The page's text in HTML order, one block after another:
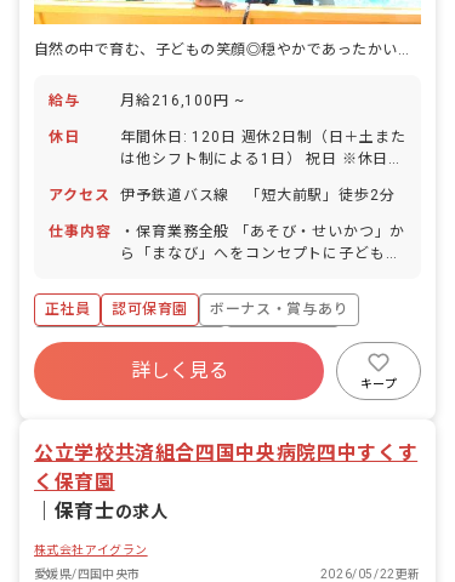
自然の中で育む、子どもの笑顔◎穏やかであったかい園を作りませんか
給与 月給216,100円 ~
休日
年間休日: 120日 週休2日制（日＋土また
は他シフト制による1日） 祝日 ※休日出
を取っていただきます。 有給休暇（初年
度10日間） ■有給休暇は園運営に支障が
でないよう、職員が協力し合いながら取
る人も、お互いに気持ちよく過ごせま
す。 産休・育休制度 ■育休取得率女性
100%・男性86%！もちろん男性も育休
を取得していただきやすい環境です。 夏
季休暇（3日間） 結婚休暇（連続5日
間） 介護休業制度 慶弔休暇 ライフサポ
アクセス 伊予鉄道バス線 「短大前駅」徒歩2分
仕事内容
・保育業務全般 「あそび・せいかつ」か
ら「まなび」へをコンセプトに子どもた
ながら、子どもたちの健やかな“ここ
ろ”と“からだ”を育む保育を常に心がけて
います。
正社員 認可保育園
ボーナス・賞与あり
寮・住宅・家賃補助あり
社会保険完備
福利厚生充実
退職金制度
詳しく見る
キープ
公立学校共済組合四国中央病院四中すくす
く保育園
保育士の求人
株式会社アイグラン
愛媛県/四国中央市
2026/05/22更新